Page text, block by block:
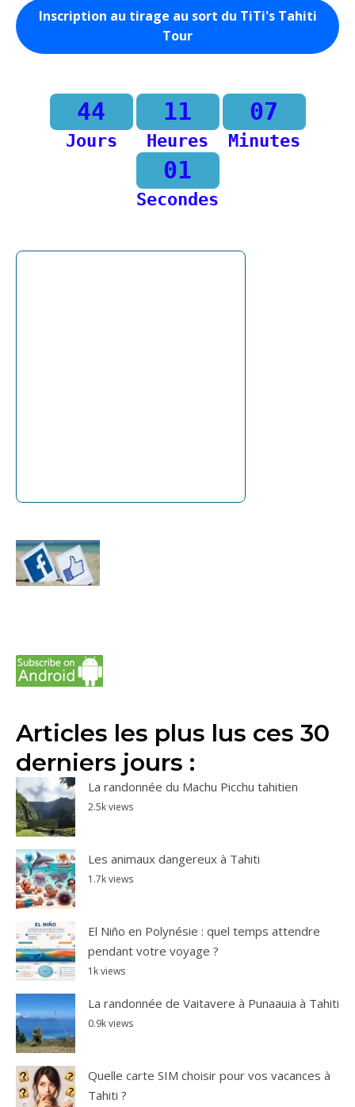
Inscription au tirage au sort du TiTi's Tahiti
Tour
44
Jours
11
Heures
07
Minutes
01
Secondes
Articles les plus lus ces 30
derniers jours :
La randonnée du Machu Picchu tahitien
2.5k views
Les animaux dangereux à Tahiti
1.7k views
El Niño en Polynésie : quel temps attendre
pendant votre voyage ?
1k views
La randonnée de Vaitavere à Punaauia à Tahiti
0.9k views
Quelle carte SIM choisir pour vos vacances à
Tahiti ?